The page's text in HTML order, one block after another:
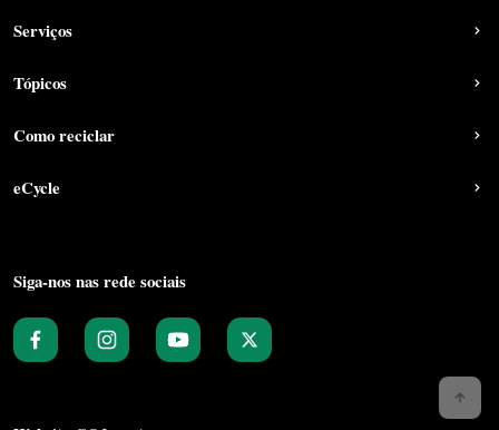
Serviços
Tópicos
Como reciclar
eCycle
Siga-nos nas rede sociais